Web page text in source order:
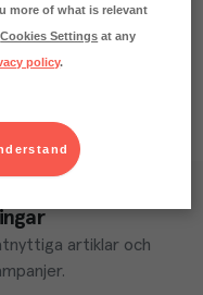
artiklar och
more of what is relevant
Cookies Settings at any
policy.